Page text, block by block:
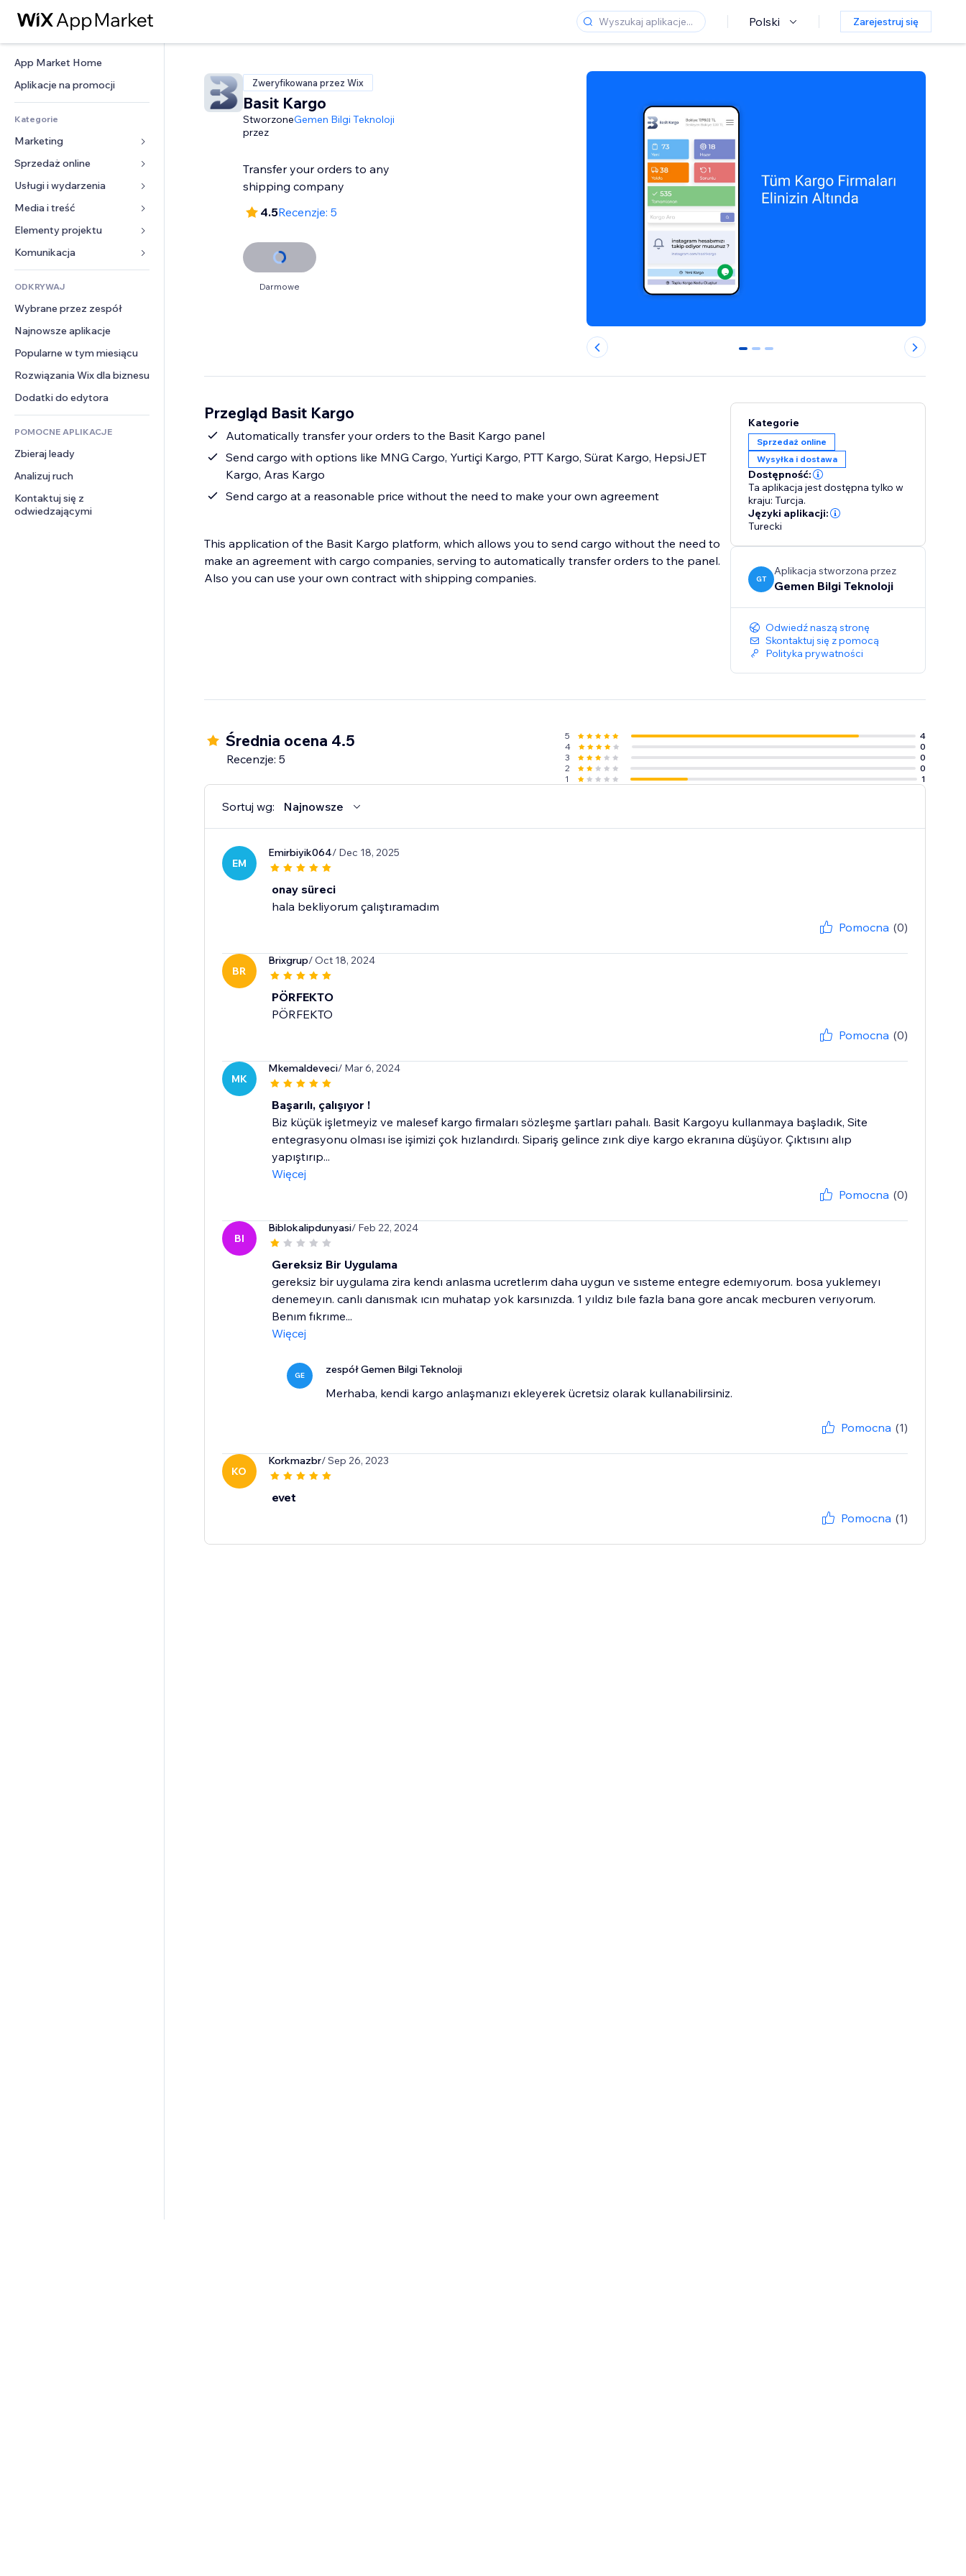
Polski Zarejestruj się
App Market Home
Aplikacje na promocji
Kategorie
Marketing
Reklamy
Smartfon
Analityka
Listy witryn
E-mail
Sprzedaż online
Aplikacje do sklepów
Wysyłka i dostawa
Przyciski sprzedaży
Rachunkowość
Kupony i lojalność
Rozwiązania dla
magazynowania
Dropshipping
Ceny i subskrypcja
Crowdfunding
Żywność i napoje
Usługi i wydarzenia
Hotele
Wydarzenia
Restauracje
Nieruchomości
Rezerwacje
Media i treść
Galeria
Muzyka
Podkasty
Fotografia
Film
PDF
Udostępnianie plików
Wiadomości
Elementy projektu
Mapy i nawigacja
Prywatność i bezpieczeństwo
Zegar
Szablony stron
Efekty obrazu
Przyciski i menu
Banery i odznaki
Kalkulatory
Szukaj
Pogoda
Wykresy i tabele
Formularze
Ankiety
Czat
Komentarze
Telefon
Społeczność
Opinie i polecenia
CRM
ODKRYWAJ
Wybrane przez zespół
Najnowsze aplikacje
Popularne w tym miesiącu
Rozwiązania Wix dla biznesu
Dodatki do edytora
POMOCNE APLIKACJE
Zbieraj leady
Analizuj ruch
Kontaktuj się z
odwiedzającymi
Zweryfikowana przez Wix
Basit Kargo
Stworzone
przez
Gemen Bilgi Teknoloji
Transfer your orders to any
shipping company
4.5Recenzje: 5
Darmowe
0 1 2
Przegląd Basit Kargo
Automatically transfer your orders to the Basit Kargo panel
Send cargo with options like MNG Cargo, Yurtiçi Kargo, PTT Kargo, Sürat Kargo, HepsiJET
Kargo, Aras Kargo
Send cargo at a reasonable price without the need to make your own agreement
This application of the Basit Kargo platform, which allows you to send cargo without the need to
make an agreement with cargo companies, serving to automatically transfer orders to the panel.
Also you can use your own contract with shipping companies.
Kategorie
Sprzedaż online
Wysyłka i dostawa
Dostępność:
Ta aplikacja jest dostępna tylko w
kraju: Turcja.
Języki aplikacji:
Turecki
GT
Aplikacja stworzona przez
Gemen Bilgi Teknoloji
Odwiedź naszą stronę
Skontaktuj się z pomocą
Polityka prywatności
Średnia ocena 4.5
Recenzje: 5
5
4
4
0
3
0
2
0
1
1
Sortuj wg: Najnowsze
EM
Emirbiyik064/ Dec 18, 2025
onay süreci
hala bekliyorum çalıştıramadım
Pomocna (0)
BR
Brixgrup/ Oct 18, 2024
PÖRFEKTO
PÖRFEKTO
Pomocna (0)
MK
Mkemaldeveci/ Mar 6, 2024
Başarılı, çalışıyor !
Biz küçük işletmeyiz ve malesef kargo firmaları sözleşme şartları pahalı. Basit Kargoyu kullanmaya başladık, Site
entegrasyonu olması ise işimizi çok hızlandırdı. Sipariş gelince zınk diye kargo ekranına düşüyor. Çıktısını alıp
yapıştırıp...
Więcej
Pomocna (0)
BI
Biblokalipdunyasi/ Feb 22, 2024
Gereksiz Bir Uygulama
gereksiz bir uygulama zira kendı anlasma ucretlerım daha uygun ve sısteme entegre edemıyorum. bosa yuklemeyı
denemeyın. canlı danısmak ıcın muhatap yok karsınızda. 1 yıldız bıle fazla bana gore ancak mecburen verıyorum.
Benım fıkrıme...
Więcej
GE zespół Gemen Bilgi Teknoloji
Merhaba, kendi kargo anlaşmanızı ekleyerek ücretsiz olarak kullanabilirsiniz.
Pomocna (1)
KO
Korkmazbr/ Sep 26, 2023
evet
Pomocna (1)